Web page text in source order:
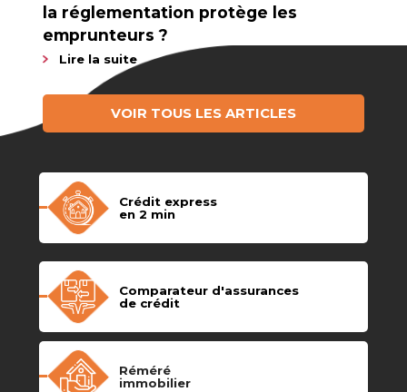
la réglementation protège les
emprunteurs ?
Lire la suite
VOIR TOUS LES ARTICLES
Crédit express
en 2 min
Comparateur d'assurances
de crédit
Réméré
immobilier